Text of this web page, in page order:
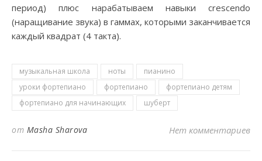
период) плюс нарабатываем навыки crescendo
(наращивание звука) в гаммах, которыми заканчивается
каждый квадрат (4 такта).
музыкальная школа ноты
пианино
уроки фортепиано
фортепиано
фортепиано детям
фортепиано для начинающих
шуберт
от Masha Sharova Нет комментариев